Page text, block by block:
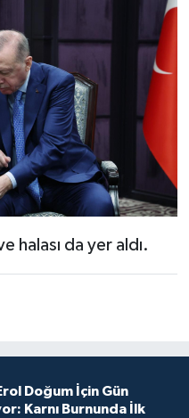
halası da yer aldı.
Doğum İçin Gün
Karnı Burnunda İlk